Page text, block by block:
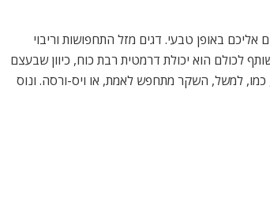
באופן טבעי. דגים מזל התחפושות וריבוי
לכולם הוא יכולת דרמטית רבת כוח, כיוון שבעצם
כמו, למשל, השקר מתחפש לאמת, או ויס-ורסה. ונוס